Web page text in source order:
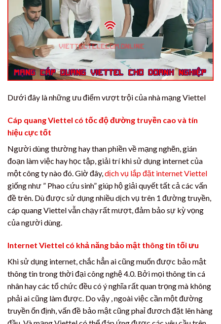
Dưới đây là những ưu điểm vượt trội của nhà mạng Viettel
Cáp quang Viettel có tốc độ đường truyền cao và tín
hiệu cực tốt
Người dùng thường hay than phiền về mạng nghẽn, gián
đoạn làm việc hay học tập, giải trí khi sử dụng internet của
một công ty nào đó. Giờ đây,dịch vụ lắp đặt internet Viettel
giống như ” Phao cứu sinh” giúp hộ giải quyết tất cả các vấn
đề trên. Dù được sử dụng nhiều dịch vụ trên 1 đường truyền,
cáp quang Viettel vẫn chạy rất mượt, đảm bảo sự kỳ vọng
của người dùng.
Internet Viettel có khả năng bảo mật thông tin tối ưu
Khi sử dụng internet, chắc hẳn ai cũng muốn được bảo mật
thông tin trong thời đại công nghệ 4.0. Bởi mọi thông tin cá
nhân hay các tổ chức đều có ý nghĩa rất quan trọng mà không
phải ai cũng làm được. Do vậy , ngoài việc cần một đường
truyền ổn định, vấn đề bảo mật cũng phaỉ đươch đặt lên hàng